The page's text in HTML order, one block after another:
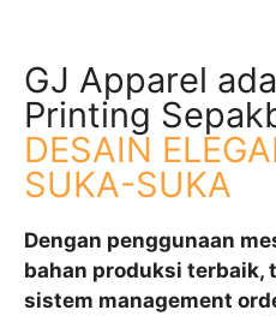
GJ Apparel
Printing
DESAIN
SUKA-SUKA
Dengan penggunaan
bahan produksi terbaik,
sistem management